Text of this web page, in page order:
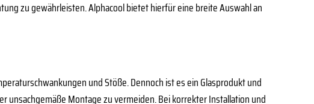
zu gewährleisten. Alphacool bietet hierfür eine breite Auswahl an
und Stöße. Dennoch ist es ein Glasprodukt und
Montage zu vermeiden. Bei korrekter Installation und